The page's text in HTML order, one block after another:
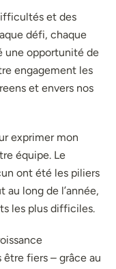
et des
défi, chaque
une opportunité de
engagement les
et envers nos
exprimer mon
équipe. Le
ont été les piliers
long de l’année,
les plus difficiles.
fiers – grâce au